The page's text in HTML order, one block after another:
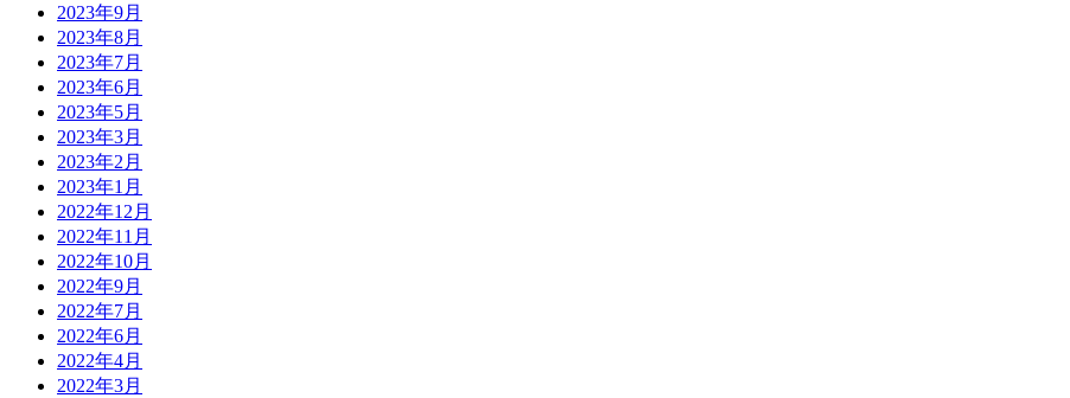
2023年9月
2023年8月
2023年7月
2023年6月
2023年5月
2023年3月
2023年2月
2023年1月
2022年12月
2022年11月
2022年10月
2022年9月
2022年7月
2022年6月
2022年4月
2022年3月